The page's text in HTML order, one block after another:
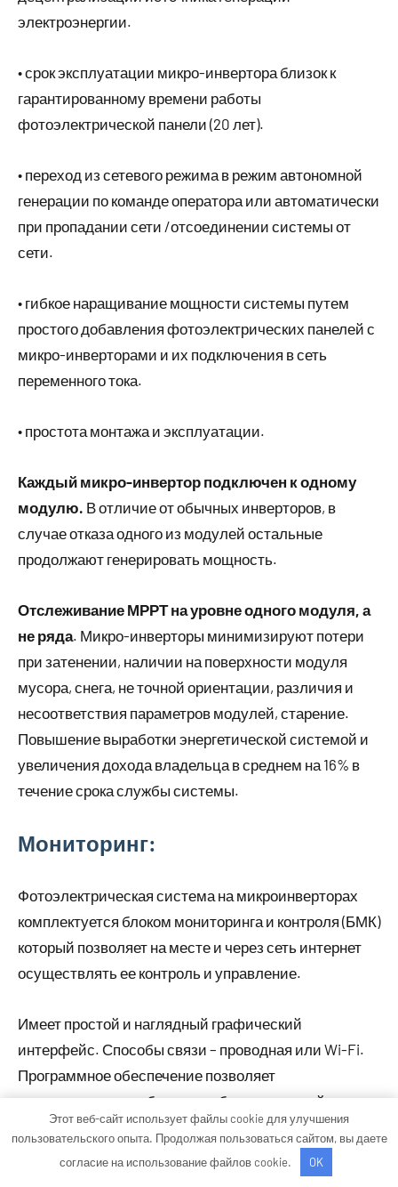
электроэнергии.
• срок эксплуатации микро-инвертора близок к
гарантированному времени работы
фотоэлектрической панели (20 лет).
• переход из сетевого режима в режим автономной
генерации по команде оператора или автоматически
при пропадании сети /отсоединении системы от
сети.
• гибкое наращивание мощности системы путем
простого добавления фотоэлектрических панелей с
микро-инверторами и их подключения в сеть
переменного тока.
• простота монтажа и эксплуатации.
Каждый микро-инвертор подключен к одному
модулю. В отличие от обычных инверторов, в
случае отказа одного из модулей остальные
продолжают генерировать мощность.
Отслеживание МРРТ на уровне одного модуля, а
не ряда. Микро-инверторы минимизируют потери
при затенении, наличии на поверхности модуля
мусора, снега, не точной ориентации, различия и
несоответствия параметров модулей, старение.
Повышение выработки энергетической системой и
увеличения дохода владельца в среднем на 16% в
течение срока службы системы.
Мониторинг:
Фотоэлектрическая система на микроинверторах
комплектуется блоком мониторинга и контроля (БМК)
который позволяет на месте и через сеть интернет
осуществлять ее контроль и управление.
Имеет простой и наглядный графический
интерфейс. Способы связи – проводная или Wi-Fi.
Программное обеспечение позволяет
контролировать работоспособность как всей
системы в целом, так и каждой солнечной панели в
Этот веб-сайт использует файлы cookie для улучшения
пользовательского опыта. Продолжая пользоваться сайтом, вы даете
согласие на использование файлов cookie.
OK